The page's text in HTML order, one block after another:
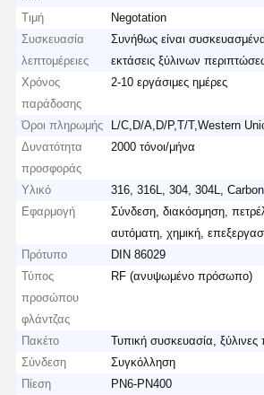
Τιμή
Negotation
Συσκευασία
λεπτομέρειες
Συνήθως είναι
εκτάσεις ξύλινων
Χρόνος
παράδοσης
2-10 εργάσιμες ημέρες
Όροι πληρωμής
L/C,D/A,D/P,T/T,Western
Δυνατότητα
προσφοράς
2000 τόνοι/μήνα
Υλικό
316, 316L, 304, 304L, Carbon
Εφαρμογή
Σύνδεση, διακόσμηση,
αυτόματη, χημική,
Πρότυπο
DIN 86029
Τύπος
προσώπου
φλάντζας
RF (ανυψωμένο πρόσωπο)
Πακέτο
Τυπική συσκευασία, ξύλινες
Σύνδεση
Συγκόλληση
Πίεση
PN6-PN400